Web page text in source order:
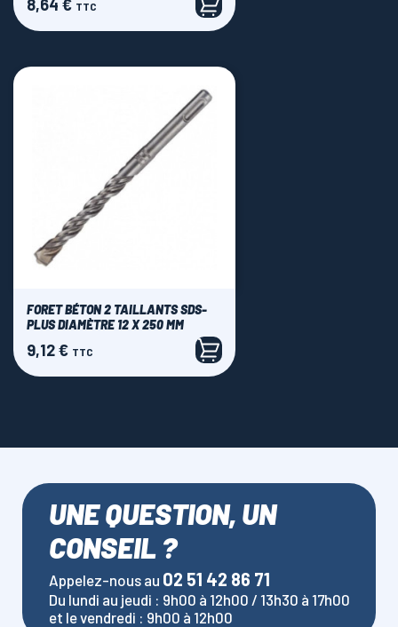
8,64 € TTC
FORET BÉTON 2 TAILLANTS SDS-
PLUS DIAMÈTRE 12 X 250 MM
Prix
9,12 € TTC
UNE QUESTION, UN
CONSEIL ?
Appelez-nous au 02 51 42 86 71
Du lundi au jeudi : 9h00 à 12h00 / 13h30 à 17h00
et le vendredi : 9h00 à 12h00